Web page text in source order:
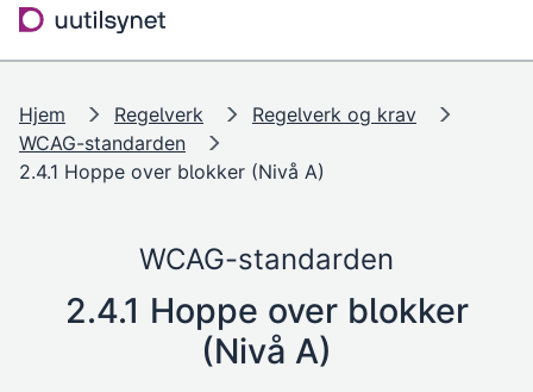
Hjem Regelverk
Regelverk og krav
WCAG-standarden
2.4.1 Hoppe over blokker (Nivå A)
WCAG-standarden
2.4.1 Hoppe over blokker
(Nivå A)